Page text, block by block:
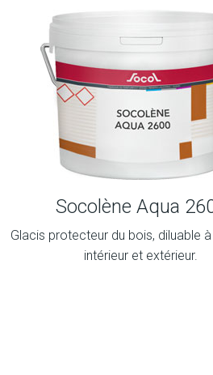
Socolène Aqua
Glacis protecteur du bois, diluable à
intérieur et extérieur.